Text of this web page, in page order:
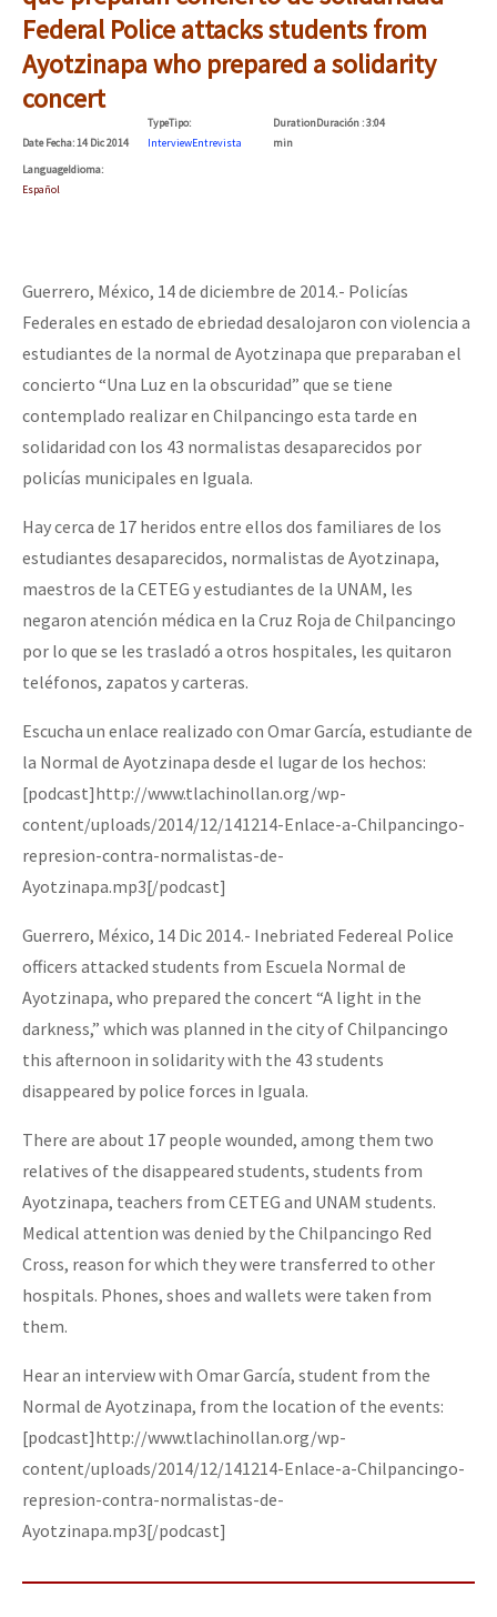
Mundo
EZLN
La Sexta
AutonomÍa y Resistencia
Megaproyectos
Mujeres
Niñxs
ETIQUETAS
MULTIMEDIA
Audio
Fotorreportaje
Video
Otras secciones
Semillero Guerra contra la Humanidad. (Las poblaciones y
la naturaleza bajo asedio)
Libros para descargar
Medios Libres
Eventos
Contacto
Dia 2 do Encontro “Guerra contra a Humanidad”
Dia 1: Encontro “Guerra contra a Humanidade”
[CDMX – 20 julio] Jornadas globales por la libertad de Jesús
Se o México sabe, que o mundo saiba! Nossas lutas pela
[25 abr – CDMX] Tokín por el CNI: 30 años de Resistencia y
Federal Police attacks students from
Ayotzinapa who prepared a solidarity
concert
DateFecha: 14 Dic 2014
TypeTipo:
InterviewEntrevista
DurationDuración: 3:04
min
LanguageIdioma:
Español
Guerrero, México, 14 de diciembre de 2014.- Policías
Federales en estado de ebriedad desalojaron con violencia a
estudiantes de la normal de Ayotzinapa que preparaban el
concierto “Una Luz en la obscuridad” que se tiene
contemplado realizar en Chilpancingo esta tarde en
solidaridad con los 43 normalistas desaparecidos por
policías municipales en Iguala.
Hay cerca de 17 heridos entre ellos dos familiares de los
estudiantes desaparecidos, normalistas de Ayotzinapa,
maestros de la CETEG y estudiantes de la UNAM, les
negaron atención médica en la Cruz Roja de Chilpancingo
por lo que se les trasladó a otros hospitales, les quitaron
teléfonos, zapatos y carteras.
Escucha un enlace realizado con Omar García, estudiante de
la Normal de Ayotzinapa desde el lugar de los hechos:
[podcast]http://www.tlachinollan.org/wp-
content/uploads/2014/12/141214-Enlace-a-Chilpancingo-
represion-contra-normalistas-de-
Ayotzinapa.mp3[/podcast]
Guerrero, México, 14 Dic 2014.- Inebriated Federeal Police
officers attacked students from Escuela Normal de
Ayotzinapa, who prepared the concert “A light in the
darkness,” which was planned in the city of Chilpancingo
this afternoon in solidarity with the 43 students
disappeared by police forces in Iguala.
There are about 17 people wounded, among them two
relatives of the disappeared students, students from
Ayotzinapa, teachers from CETEG and UNAM students.
Medical attention was denied by the Chilpancingo Red
Cross, reason for which they were transferred to other
hospitals. Phones, shoes and wallets were taken from
them.
Hear an interview with Omar García, student from the
Normal de Ayotzinapa, from the location of the events:
[podcast]http://www.tlachinollan.org/wp-
content/uploads/2014/12/141214-Enlace-a-Chilpancingo-
represion-contra-normalistas-de-
Ayotzinapa.mp3[/podcast]